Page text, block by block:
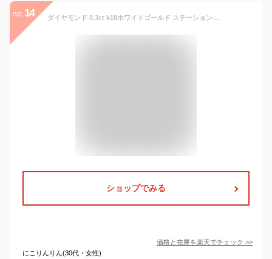
no. 14 ダイヤモンド 0.3ct k18ホワイトゴールド ステーションネックレス ペンダント k18WG チョーカー 7石 ワイヤータイプ オメガ チェーン レディース ジュエリー アクセサリー プレゼント ギフト 人気 おすすめ 送料無料
ショップでみる
価格と在庫を楽天でチェック >>
にこりんりん(30代・女性)